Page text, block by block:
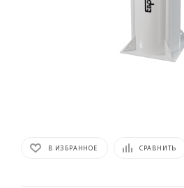
В ИЗБРАННОЕ СРАВНИТЬ